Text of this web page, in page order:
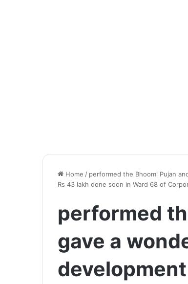
Home / performed the Bhoomi Pujan
Rs 43 lakh done soon in Ward 68 of
performed
gave a